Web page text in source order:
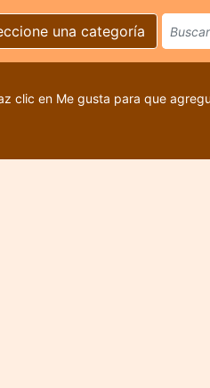
una categoría
clic en Me gusta para que